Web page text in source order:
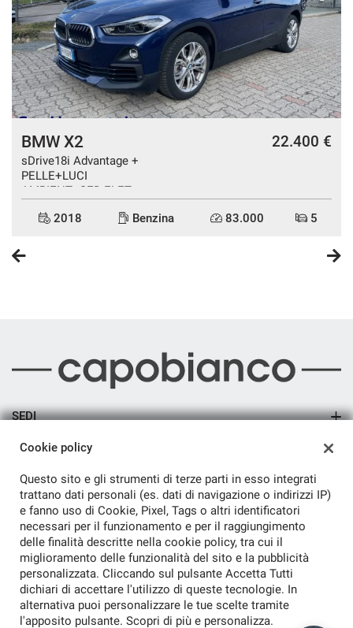
BMW X2
sDrive18i Advantage +
PELLE+LUCI
AMBIENT+SED.ELET.
22.400 €
2018 Benzina 83.000 5
SEDI
Sede di Arsago Seprio
Azienda
TORNA IN CIMA
Copyright © 2026 C.G. Car Srl - P.IVA 01787240124 -Leggi
l'informativa sulla privacy-Cookie Policy
Cookie policy
Questo sito e gli strumenti di terze parti in esso integrati
trattano dati personali (es. dati di navigazione o indirizzi IP)
e fanno uso di Cookie, Pixel, Tags o altri identificatori
necessari per il funzionamento e per il raggiungimento
delle finalità descritte nella cookie policy, tra cui il
miglioramento delle funzionalità del sito e la pubblicità
personalizzata. Cliccando sul pulsante Accetta Tutti
dichiari di accettare l'utilizzo di queste tecnologie. In
alternativa puoi personalizzare le tue scelte tramite
l'apposito pulsante. Scopri di più e personalizza.
BENVENUTO 😊
L’auto giusta? La troviamo insieme. Un
consulente Capobiancoè disponibile ora in
chat